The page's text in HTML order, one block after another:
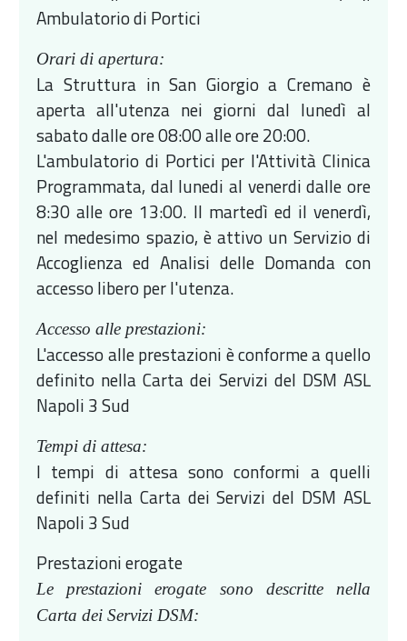
Ambulatorio di Portici
Orari di apertura:
La Struttura in San Giorgio a Cremano è
aperta all'utenza nei giorni dal lunedì al
sabato dalle ore 08:00 alle ore 20:00.
L'ambulatorio di Portici per l'Attività Clinica
Programmata, dal lunedi al venerdi dalle ore
8:30 alle ore 13:00. Il martedì ed il venerdì,
nel medesimo spazio, è attivo un Servizio di
Accoglienza ed Analisi delle Domanda con
accesso libero per l'utenza.
Accesso alle prestazioni:
L'accesso alle prestazioni è conforme a quello
definito nella Carta dei Servizi del DSM ASL
Napoli 3 Sud
Tempi di attesa:
I tempi di attesa sono conformi a quelli
definiti nella Carta dei Servizi del DSM ASL
Napoli 3 Sud
Prestazioni erogate
Le prestazioni erogate sono descritte nella
Carta dei Servizi DSM: